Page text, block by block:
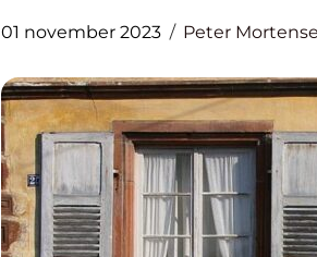
01 november 2023 Peter